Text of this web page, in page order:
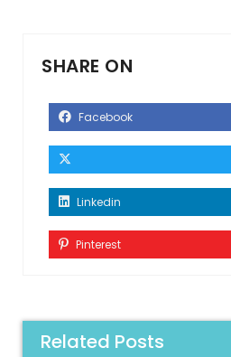
SHARE ON
Facebook
Linkedin
Pinterest
Related Posts